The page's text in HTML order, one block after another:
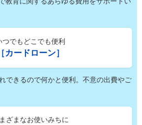
つでもどこでも便利
［カードローン］
できるので何かと便利。不意の出費やご
ざまなお使いみちに